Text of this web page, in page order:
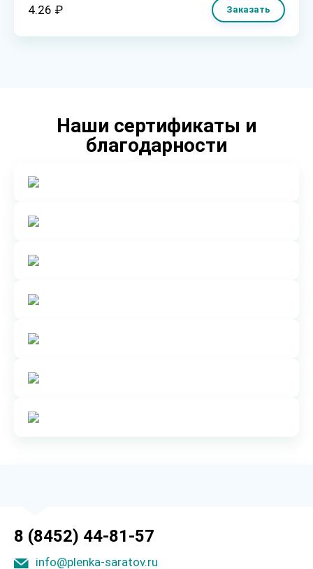
4.26 ₽ Заказать
Наши сертификаты и
благодарности
8 (8452) 44-81-57
info@plenka-saratov.ru